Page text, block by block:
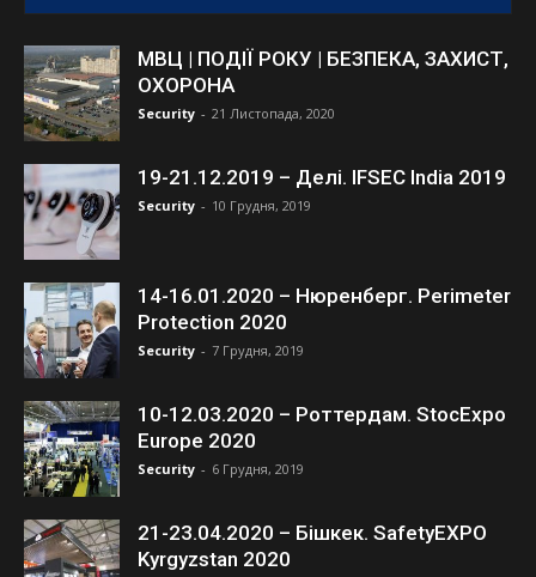
МВЦ | ПОДІЇ РОКУ | БЕЗПЕКА, ЗАХИСТ,
ОХОРОНА
Security - 21 Листопада, 2020
19-21.12.2019 – Делі. IFSEC India 2019
Security - 10 Грудня, 2019
14-16.01.2020 – Нюренберг. Perimeter
Protection 2020
Security - 7 Грудня, 2019
10-12.03.2020 – Роттердам. StocExpo
Europe 2020
Security - 6 Грудня, 2019
21-23.04.2020 – Бішкек. SafetyEXPO
Kyrgyzstan 2020